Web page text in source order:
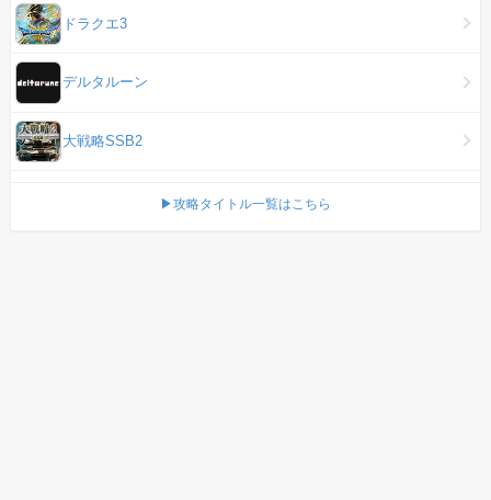
ドラクエ3
デルタルーン
大戦略SSB2
▶攻略タイトル一覧はこちら